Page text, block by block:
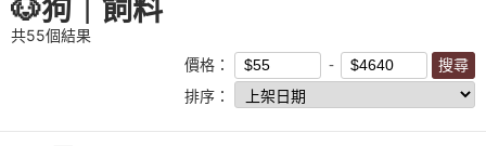
🐶狗｜飼料
共55個結果
價格：
排序：